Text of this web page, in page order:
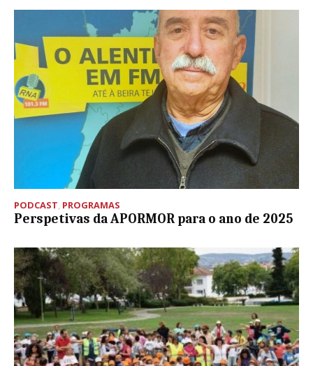
PODCAST, PROGRAMAS
Perspetivas da APORMOR para o ano de 2025